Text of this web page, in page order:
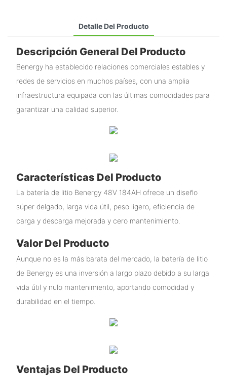
Detalle Del Producto
Descripción General Del Producto
Benergy ha establecido relaciones comerciales estables y
redes de servicios en muchos países, con una amplia
infraestructura equipada con las últimas comodidades para
garantizar una calidad superior.
Características Del Producto
La batería de litio Benergy 48V 184AH ofrece un diseño
súper delgado, larga vida útil, peso ligero, eficiencia de
carga y descarga mejorada y cero mantenimiento.
Valor Del Producto
Aunque no es la más barata del mercado, la batería de litio
de Benergy es una inversión a largo plazo debido a su larga
vida útil y nulo mantenimiento, aportando comodidad y
durabilidad en el tiempo.
Ventajas Del Producto